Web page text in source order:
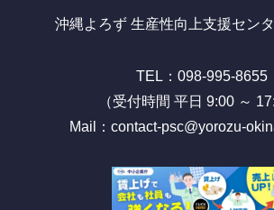
沖縄よろず 生産性向上支援センタ
TEL：098-995-8655
（受付時間 平日 9:00 ～
Mail：contact-psc@yorozu-